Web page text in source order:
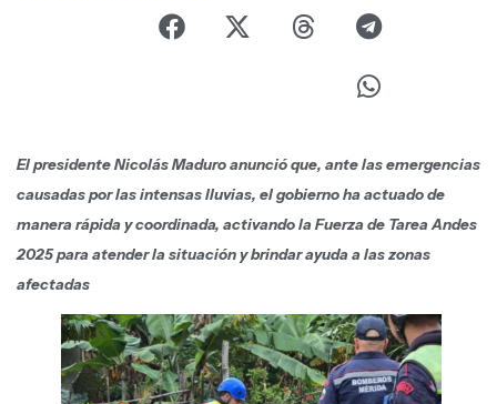
El presidente Nicolás Maduro anunció que, ante las emergencias
causadas por las intensas lluvias, el gobierno ha actuado de
manera rápida y coordinada, activando la Fuerza de Tarea Andes
2025 para atender la situación y brindar ayuda a las zonas
afectadas